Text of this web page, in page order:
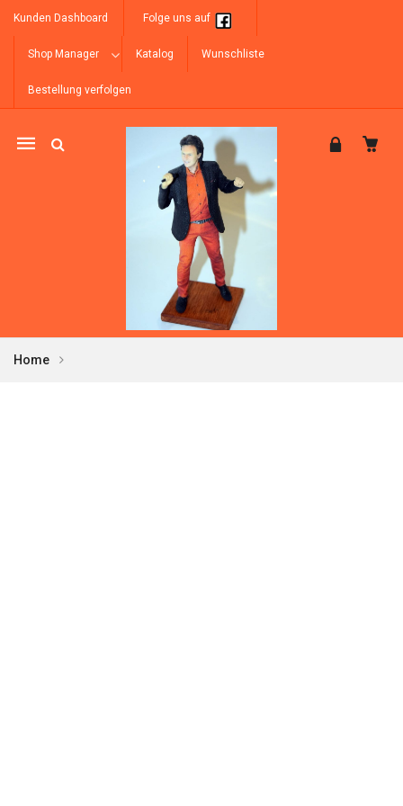
Kunden Dashboard Folge uns auf
Shop Manager Katalog Wunschliste
Bestellung verfolgen
Mobile
Home